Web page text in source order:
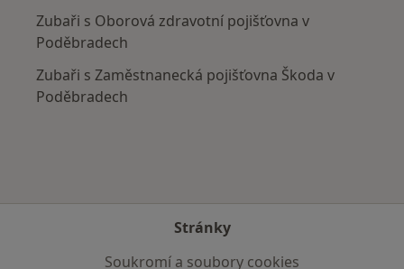
Zubaři s Oborová zdravotní pojišťovna v
Poděbradech
Zubaři s Zaměstnanecká pojišťovna Škoda v
Poděbradech
Stránky
Soukromí a soubory cookies